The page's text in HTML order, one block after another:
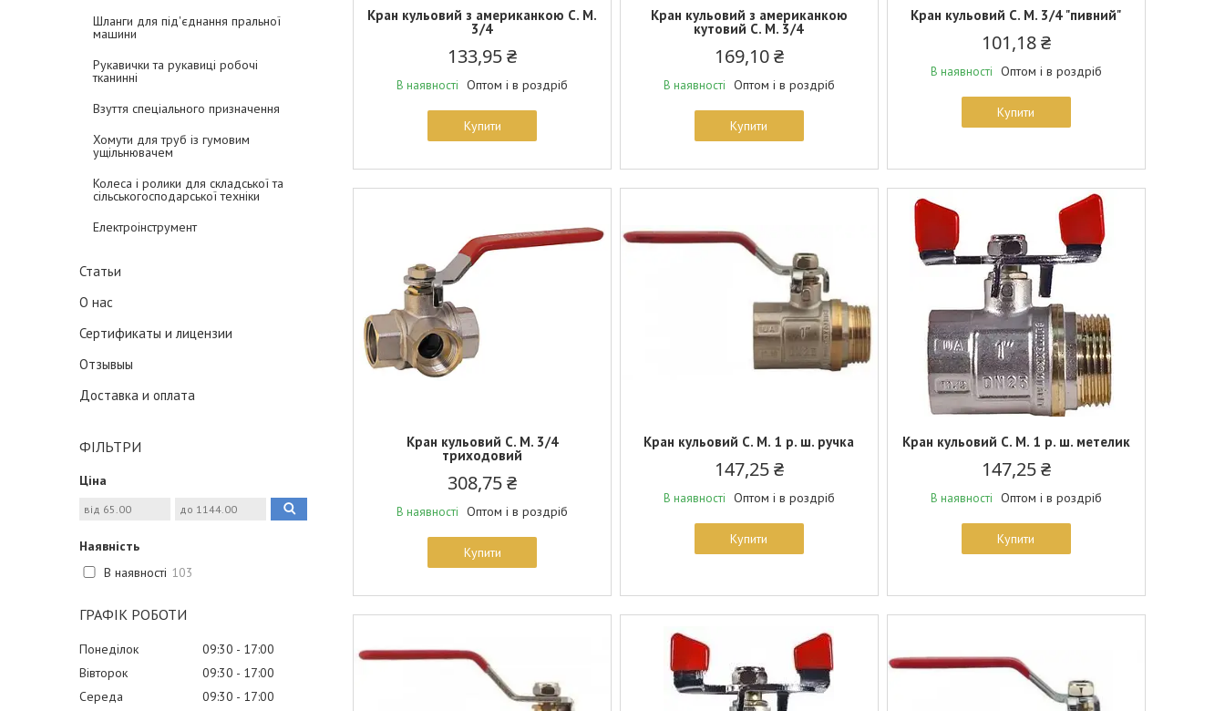
Шланги для під'єднання пральної
машини
Рукавички та рукавиці робочі
тканинні
Взуття спеціального призначення
Хомути для труб із гумовим
ущільнювачем
Колеса і ролики для складської та
сільськогосподарської техніки
Електроінструмент
Статьи
О нас
Сертификаты и лицензии
Отзывыы
Доставка и оплата
ФІЛЬТРИ
Ціна
Наявність
В наявності 103
ГРАФІК РОБОТИ
Понеділок 09:30
17:00
Вівторок
09:30
17:00
Середа
09:30 17:00
Кран кульовий з американкою С. М.
3/4
133,95 ₴
В наявності Оптом і в роздріб
Купити
Кран кульовий з американкою
кутовий С. М. 3/4
169,10 ₴
В наявності Оптом і в роздріб
Купити
Кран кульовий С. М. 3/4 "пивний"
101,18 ₴
В наявності Оптом і в роздріб
Купити
Кран кульовий С. М. 3/4
триходовий
308,75 ₴
В наявності Оптом і в роздріб
Купити
Кран кульовий С. М. 1 р. ш. ручка
147,25 ₴
В наявності Оптом і в роздріб
Купити
Кран кульовий С. М. 1 р. ш. метелик
147,25 ₴
В наявності Оптом і в роздріб
Купити